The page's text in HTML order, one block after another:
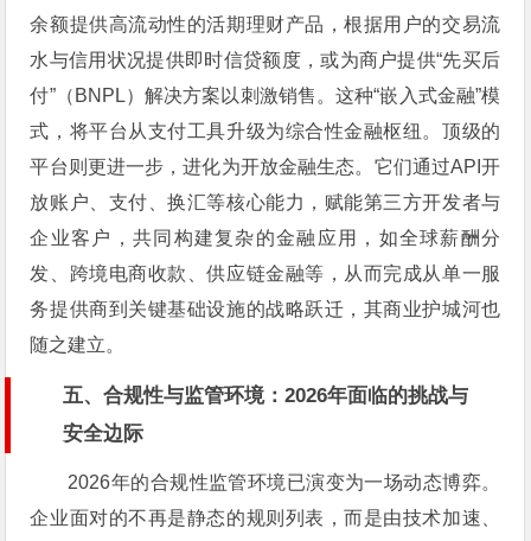
余额提供高流动性的活期理财产品，根据用户的交易流
水与信用状况提供即时信贷额度，或为商户提供“先买后
付”（BNPL）解决方案以刺激销售。这种“嵌入式金融”模
式，将平台从支付工具升级为综合性金融枢纽。顶级的
平台则更进一步，进化为开放金融生态。它们通过API开
放账户、支付、换汇等核心能力，赋能第三方开发者与
企业客户，共同构建复杂的金融应用，如全球薪酬分
发、跨境电商收款、供应链金融等，从而完成从单一服
务提供商到关键基础设施的战略跃迁，其商业护城河也
随之建立。
五、合规性与监管环境：2026年面临的挑战与
安全边际
2026年的合规性监管环境已演变为一场动态博弈。
企业面对的不再是静态的规则列表，而是由技术加速、